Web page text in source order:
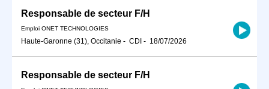
Responsable de secteur F/H
Emploi ONET TECHNOLOGIES
Haute-Garonne (31), Occitanie - CDI - 18/07/2026
Responsable de secteur F/H